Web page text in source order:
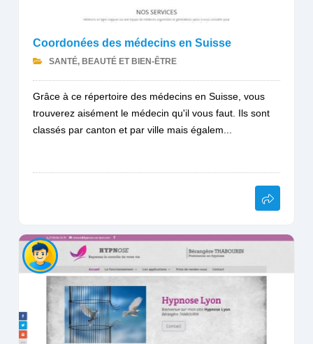
Coordonées des médecins en Suisse
SANTÉ, BEAUTÉ ET BIEN-ÊTRE
Grâce à ce répertoire des médecins en Suisse, vous
trouverez aisément le médecin qu'il vous faut. Ils sont
classés par canton et par ville mais égalem...